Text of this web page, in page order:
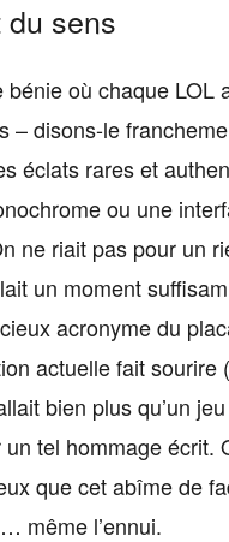
sens
bénie où chaque LOL
– disons-le
éclats rares et
ou une
ne riait pas pour un
un moment
acronyme du
actuelle fait sourire
bien plus qu’un
tel hommage écrit.
que cet abîme de
même l’ennui.